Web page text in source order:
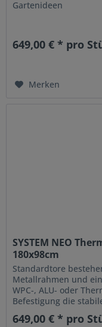
Gartenideen
649,00 € * pro
Merken
SYSTEM NEO
180x98cm
Standardtore
Metallrahmen und
WPC-, ALU- oder
Befestigung die
649,00 € * pro